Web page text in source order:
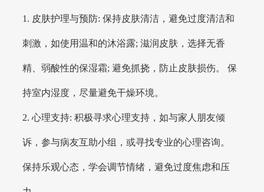
1. 皮肤护理与预防: 保持皮肤清洁，避免过度清洁和
刺激，如使用温和的沐浴露; 滋润皮肤，选择无香
精、弱酸性的保湿霜; 避免抓挠，防止皮肤损伤。 保
持室内湿度，尽量避免干燥环境。
2. 心理支持: 积极寻求心理支持，如与家人朋友倾
诉，参与病友互助小组，或寻找专业的心理咨询。
保持乐观心态，学会调节情绪，避免过度焦虑和压